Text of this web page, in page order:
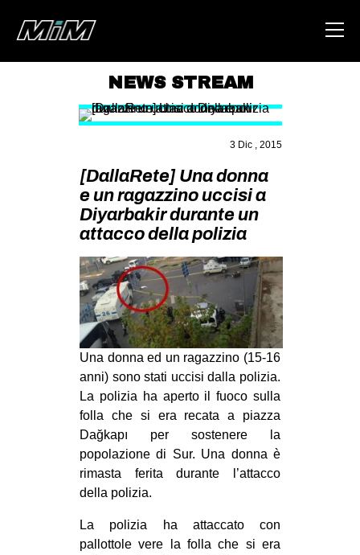
HOME
AREA
DEGENERAZIONE
GAZA FREESTYLE
CSOA LAMBRETTA
MSM
STUDENTI TSUNAMI
ZAM
MILANO
MOBILITAZIONI
SPORT POPOLARE
ANTIFASCISMO
NEWS STREAM
3 Dic , 2015
[DallaRete] Una donna
e un ragazzino uccisi a
Diyarbakir durante un
attacco della polizia
Una donna ed un ragazzino (15-16
anni) sono stati uccisi dalla polizia.
La polizia ha aperto il fuoco sulla
folla che si era recata a piazza
Dağkapı per sostenere la
popolazione di Sur. Una donna è
rimasta ferita durante l’attacco
della polizia.
La polizia ha attaccato con
pallottole vere la folla che si era